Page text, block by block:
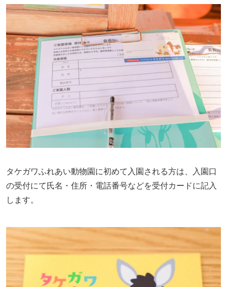
タケガワふれあい動物園に初めて入園される方は、入園口
の受付にて氏名・住所・電話番号などを受付カードに記入
します。